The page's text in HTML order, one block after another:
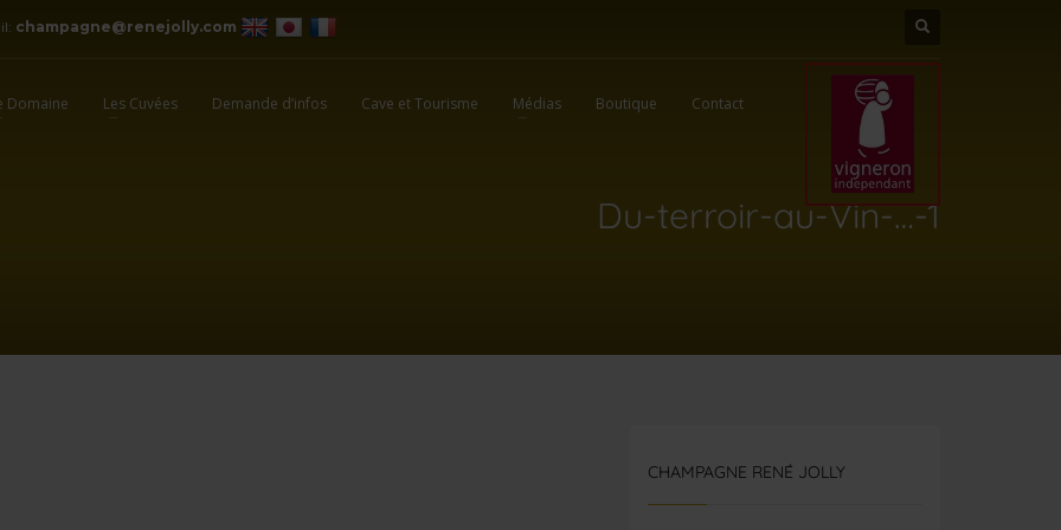
champagne@renejolly.com
Domaine Les Cuvées Demande d’infos Cave et Tourisme Médias Boutique Contact
Du-terroir-au-Vin-…-1
CHAMPAGNE RENÉ JOLLY